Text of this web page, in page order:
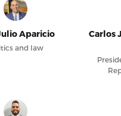
Aparicio
and law
Carlos